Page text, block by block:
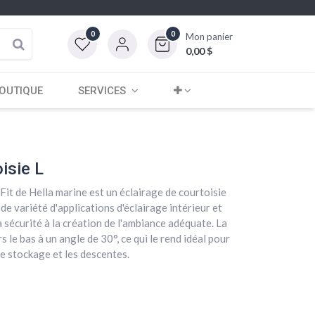
0 0 Mon panier
0,00$
SERVICES
L
de Hella marine est un éclairage de courtoisie
variété d'applications d'éclairage intérieur et
à la création de l'ambiance adéquate. La
bas à un angle de 30°, ce qui le rend idéal pour
stockage et les descentes.